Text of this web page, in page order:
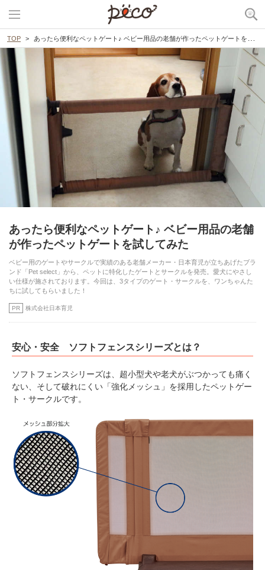
TOP あったら便利なペットゲート♪ ベビー用品の老舗が作ったペットゲートを試してみた
あったら便利なペットゲート♪ ベビー用品の老舗
が作ったペットゲートを試してみた
ベビー用のゲートやサークルで実績のある老舗メーカー・日本育児が立ちあげたブラ
ンド「Pet select」から、ペットに特化したゲートとサークルを発売。愛犬にやさし
い仕様が施されております。今回は、3タイプのゲート・サークルを、ワンちゃんた
ちに試してもらいました！
PR 株式会社日本育児
安心・安全 ソフトフェンスシリーズとは？
ソフトフェンスシリーズは、超小型犬や老犬がぶつかっても痛く
ない、そして破れにくい「強化メッシュ」を採用したペットゲー
ト・サークルです。